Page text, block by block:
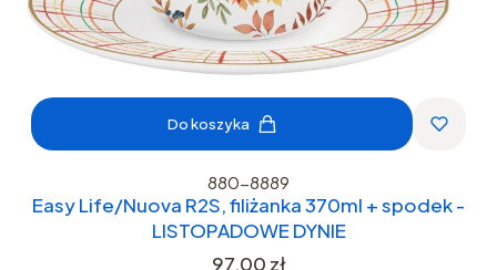
Do koszyka
880-8889
Easy Life/Nuova R2S, filiżanka 370ml + spodek -
LISTOPADOWE DYNIE
Cena
97,00 zł